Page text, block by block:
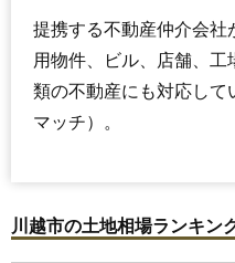
提携する不動産仲介会社
用物件、ビル、店舗、
類の不動産にも対応して
マッチ）。
川越市の土地相場ランキン